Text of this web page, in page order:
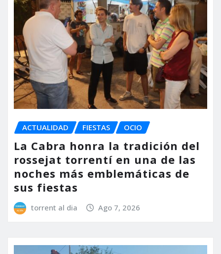
ACTUALIDAD FIESTAS OCIO
La Cabra honra la tradición del
rossejat torrentí en una de las
noches más emblemáticas de
sus fiestas
torrent al dia Ago 7, 2026